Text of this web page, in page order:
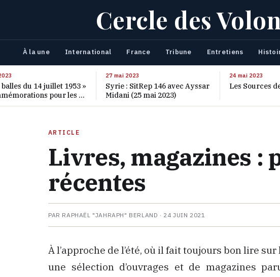
Cercle des
À la une International France Tribune Entretiens
balles du 14 juillet 1953 »
pour les 70
ce massacre oublié
27 mai 2023
Syrie : SitRep 146 avec Ayssar
Midani (25 mai 2023)
24 mai 2023
Les Sources
ARTICLE
Livres, magazines :
récentes
PAR RAPHAËL "JAHRAPH" BERLAND · 24 JUIN 2021
À l’approche de l’été, où il fait toujours bon lire
une sélection d’ouvrages et de magazines